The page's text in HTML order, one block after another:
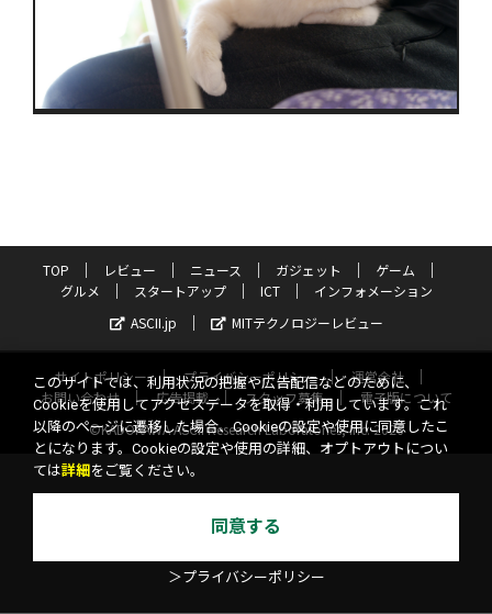
TOP レビュー ニュース ガジェット
ゲーム
グルメ
スタートアップ ICT
インフォメーション
ASCII.jp
MITテクノロジーレビュー
サイトポリシー プライバシーポリシー
運営会社
お問い合わせ
広告掲載 スタッフ募集
電子版について
©KADOKAWA ASCII Research Laboratories, Inc. 2026
このサイトでは、利用状況の把握や広告配信などのために、
Cookieを使用してアクセスデータを取得・利用しています。これ
以降のページに遷移した場合、Cookieの設定や使用に同意したこ
とになります。Cookieの設定や使用の詳細、オプトアウトについ
ては詳細 をご覧ください。
同意する
＞プライバシーポリシー